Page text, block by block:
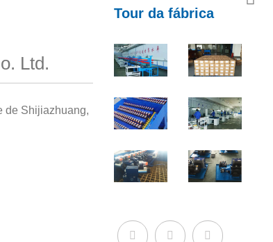
Ltd.
de Shijiazhuang,
Tour da fábrica